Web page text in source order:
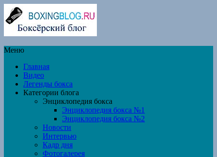
Меню
Главная
Видео
Легенды бокса
Категории блога
Энциклопедия бокса
Энциклопедия бокса №1
Энциклопедия бокса №2
Новости
Интервью
Кадр дня
Фотогалерея